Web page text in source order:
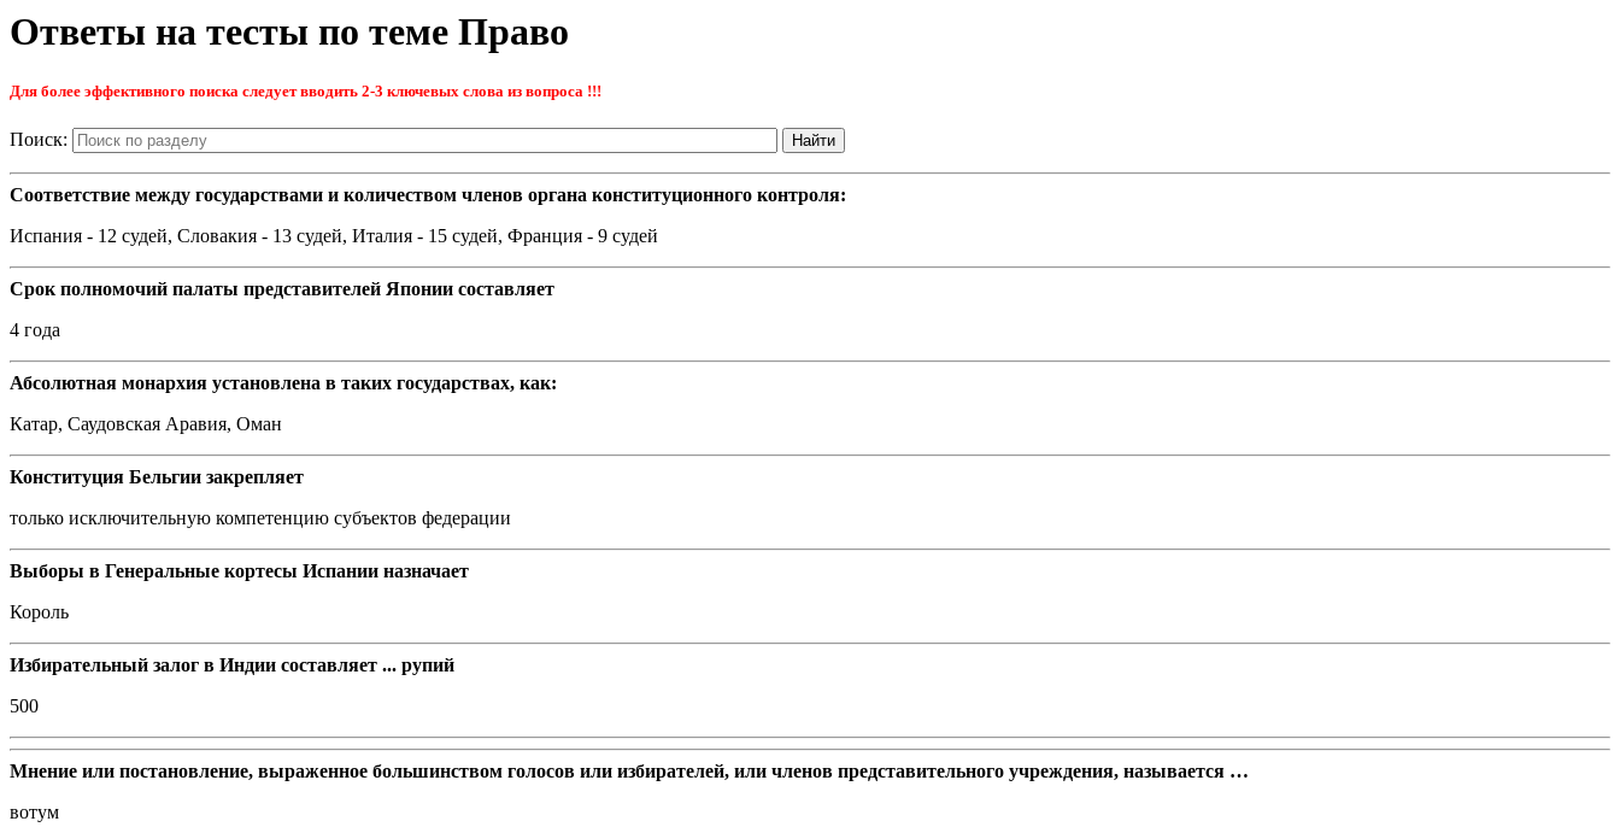
Ответы на тесты по теме Право
Для более эффективного поиска следует вводить 2-3 ключевых слова из вопроса !!!
Поиск:
Соответствие между государствами и количеством членов органа конституционного контроля:
Испания - 12 судей, Словакия - 13 судей, Италия - 15 судей, Франция - 9 судей
Срок полномочий палаты представителей Японии составляет
4 года
Абсолютная монархия установлена в таких государствах, как:
Катар, Саудовская Аравия, Оман
Конституция Бельгии закрепляет
только исключительную компетенцию субъектов федерации
Выборы в Генеральные кортесы Испании назначает
Король
Избирательный залог в Индии составляет ... рупий
500
Мнение или постановление, выраженное большинством голосов или избирателей, или членов представительного учреждения, называется …
вотум